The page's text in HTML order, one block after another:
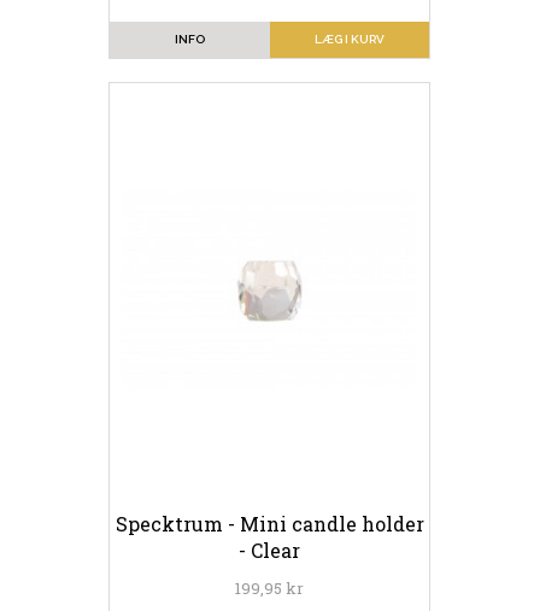
LÆG I KURV
INFO
Specktrum - Mini candle holder
- Clear
199,95 kr